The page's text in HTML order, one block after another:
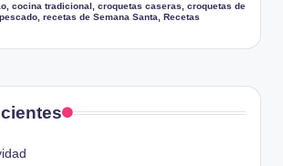
, cocina tradicional , croquetas caseras, croquetas de
pescado, recetas de Semana Santa, Recetas